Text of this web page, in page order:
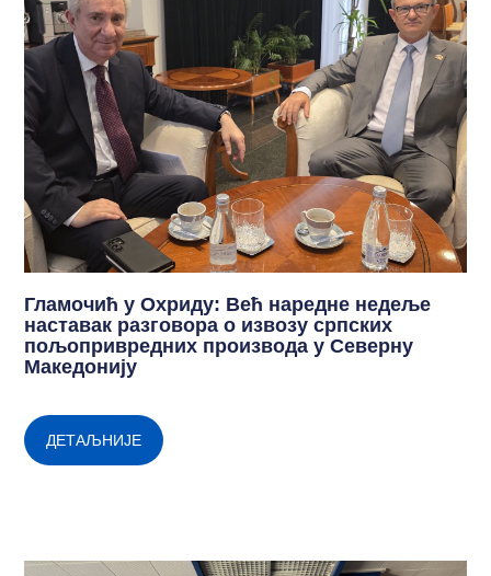
Гламочић у Охриду: Већ наредне недеље
наставак разговора о извозу српских
пољопривредних производа у Северну
Македонију
ДЕТАЉНИЈЕ